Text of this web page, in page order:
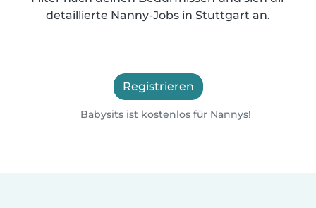
detaillierte Nanny-Jobs in Stuttgart an.
Registrieren
Babysits ist kostenlos für Nannys!